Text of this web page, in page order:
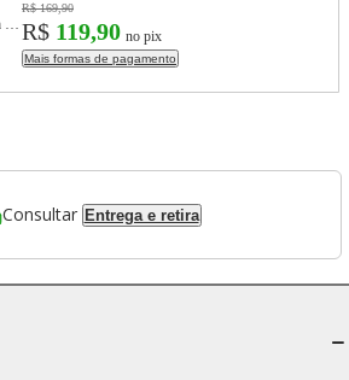
Copo para Viagem com Abridor Preto
R$ 169,90
R$ 119,90 no pix
Mais formas de pagamento
Consultar Entrega e retira